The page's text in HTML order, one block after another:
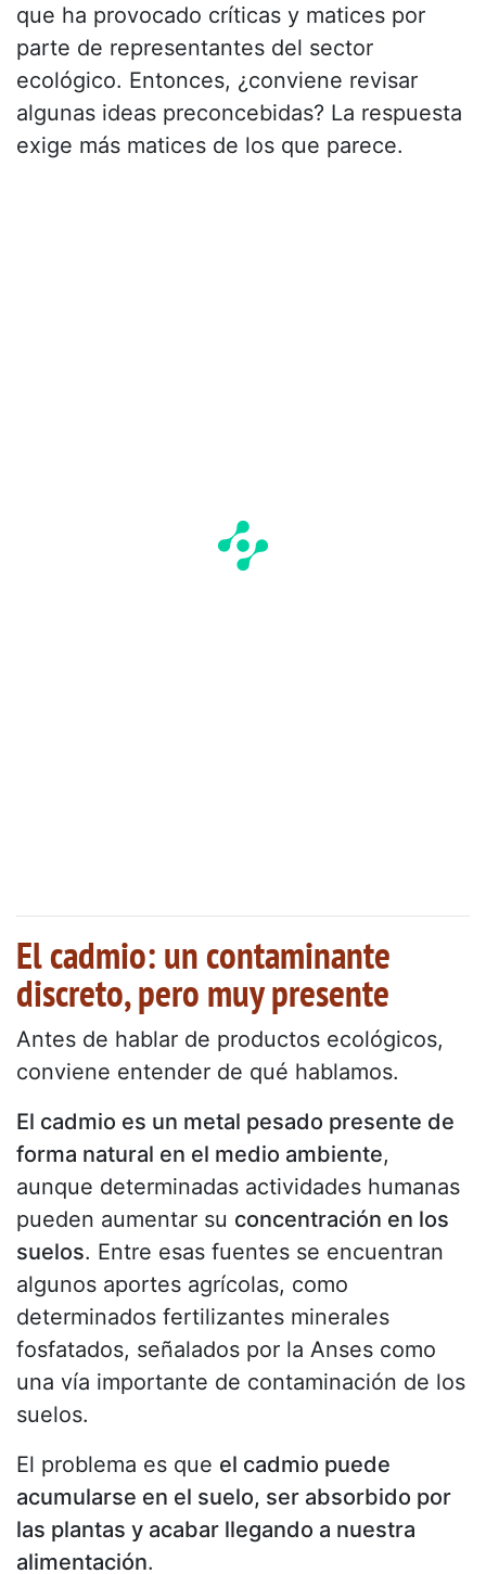
que ha provocado críticas y matices por
parte de representantes del sector
ecológico. Entonces, ¿conviene revisar
algunas ideas preconcebidas? La respuesta
exige más matices de los que parece.
El cadmio: un contaminante
discreto, pero muy presente
Antes de hablar de productos ecológicos,
conviene entender de qué hablamos.
El cadmio es un metal pesado presente de
forma natural en el medio ambiente,
aunque determinadas actividades humanas
pueden aumentar su concentración en los
suelos. Entre esas fuentes se encuentran
algunos aportes agrícolas, como
determinados fertilizantes minerales
fosfatados, señalados por la Anses como
una vía importante de contaminación de los
suelos.
El problema es que el cadmio puede
acumularse en el suelo, ser absorbido por
las plantas y acabar llegando a nuestra
alimentación.